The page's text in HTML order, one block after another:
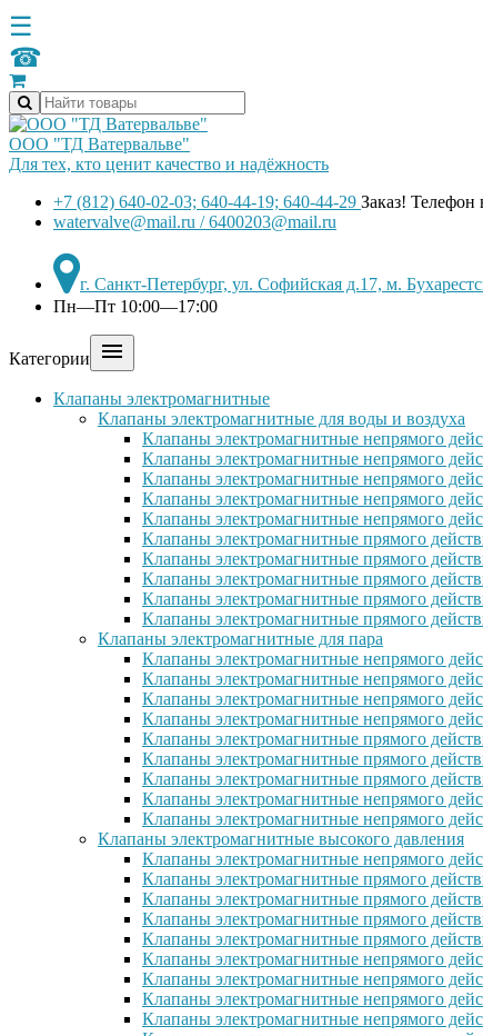
☰
☎
ООО "ТД Ватервальве"
Для тех, кто ценит качество и надёжность
+7 (812) 640-02-03; 640-44-19; 640-44-29 Заказ! Телефон
watervalve@mail.ru / 6400203@mail.ru
г. Санкт-Петербург, ул. Софийская д.17, м.
Пн—Пт 10:00—17:00
Категории 
Клапаны электромагнитные
Клапаны электромагнитные для воды и воздуха
Клапаны электромагнитные непрямого
Клапаны электромагнитные непрямого
Клапаны электромагнитные непрямого
Клапаны электромагнитные непрямого
Клапаны электромагнитные непрямого
Клапаны электромагнитные прямого
Клапаны электромагнитные прямого
Клапаны электромагнитные прямого
Клапаны электромагнитные прямого
Клапаны электромагнитные прямого
Клапаны электромагнитные для пара
Клапаны электромагнитные непрямого
Клапаны электромагнитные непрямого
Клапаны электромагнитные непрямого
Клапаны электромагнитные непрямого
Клапаны электромагнитные прямого
Клапаны электромагнитные прямого
Клапаны электромагнитные прямого
Клапаны электромагнитные непрямого
Клапаны электромагнитные непрямого
Клапаны электромагнитные высокого давления
Клапаны электромагнитные непрямого
Клапаны электромагнитные прямого
Клапаны электромагнитные прямого
Клапаны электромагнитные прямого
Клапаны электромагнитные прямого
Клапаны электромагнитные непрямого
Клапаны электромагнитные непрямого
Клапаны электромагнитные непрямого
Клапаны электромагнитные непрямого